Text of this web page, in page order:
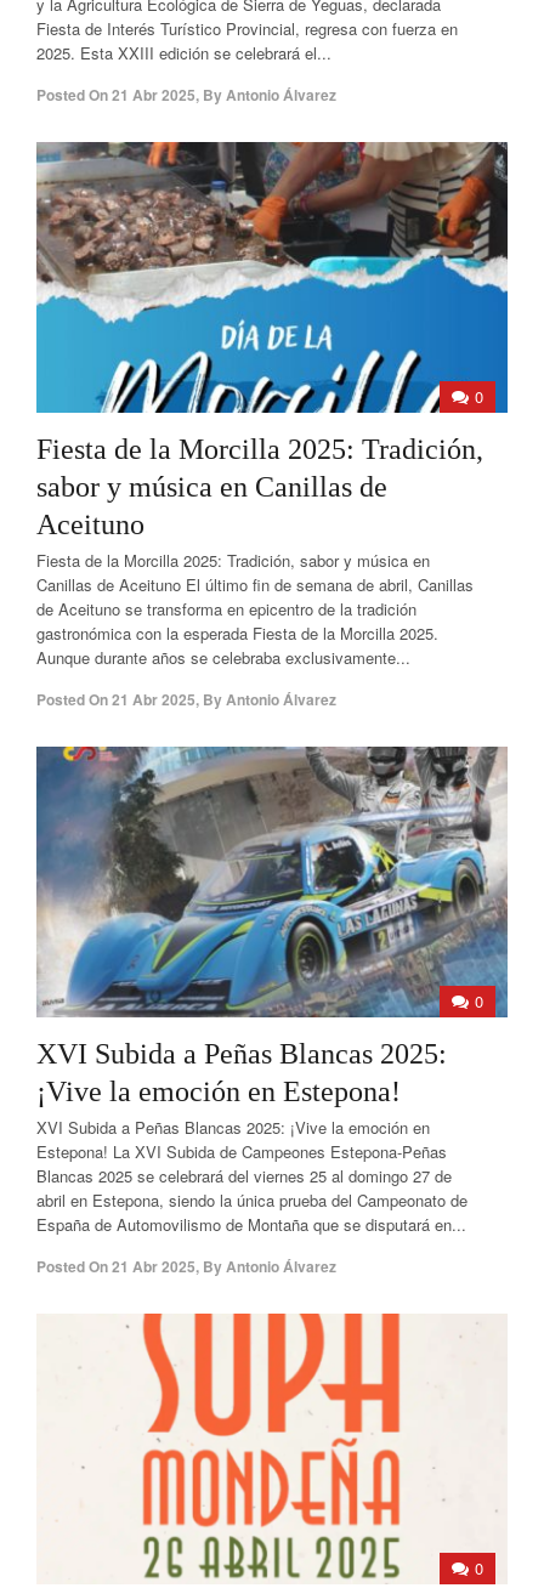
Fiesta de Interés Turístico Provincial, regresa con fuerza en
2025. Esta XXIII edición se celebrará el...
Posted On21 Abr 2025, ByAntonio Álvarez
0
Fiesta de la Morcilla 2025: Tradición,
sabor y música en Canillas de
Aceituno
Fiesta de la Morcilla 2025: Tradición, sabor y música en
Canillas de Aceituno El último fin de semana de abril, Canillas
de Aceituno se transforma en epicentro de la tradición
gastronómica con la esperada Fiesta de la Morcilla 2025.
Aunque durante años se celebraba exclusivamente...
Posted On21 Abr 2025, ByAntonio Álvarez
0
XVI Subida a Peñas Blancas 2025:
¡Vive la emoción en Estepona!
XVI Subida a Peñas Blancas 2025: ¡Vive la emoción en
Estepona! La XVI Subida de Campeones Estepona-Peñas
Blancas 2025 se celebrará del viernes 25 al domingo 27 de
abril en Estepona, siendo la única prueba del Campeonato de
España de Automovilismo de Montaña que se disputará en...
Posted On21 Abr 2025, ByAntonio Álvarez
0